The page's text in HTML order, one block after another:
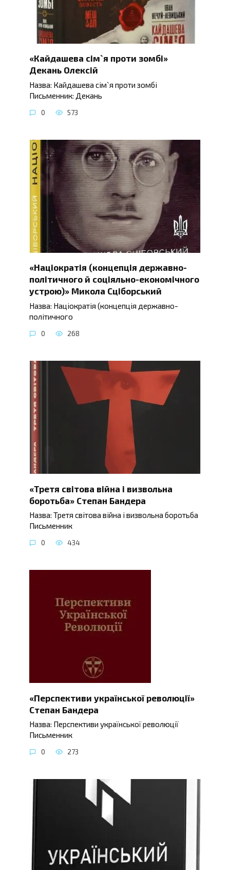
«Кайдашева сім`я проти зомбі»
Декань Олексій
Назва: Кайдашева сім`я проти зомбі
Письменник: Декань
0 573
«Націократія (концепція державно-
політичного й соціяльно-економічного
устрою)» Микола Сціборський
Назва: Націократія (концепція державно-
політичного
0 268
«Третя світова війна і визвольна
боротьба» Степан Бандера
Назва: Третя світова війна і визвольна боротьба
Письменник
0 434
«Перспективи української революції»
Степан Бандера
Назва: Перспективи української революції
Письменник
0 273